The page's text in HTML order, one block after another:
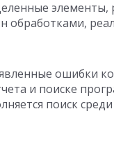
обработками,
ошибки
и поиске
поиск